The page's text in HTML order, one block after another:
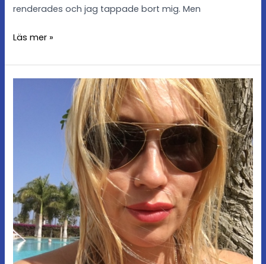
renderades och jag tappade bort mig. Men
Läs mer »